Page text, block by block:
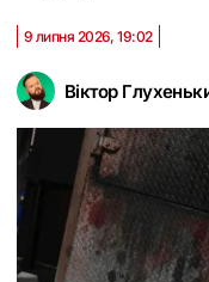
Віктор
9 липня 2026, 19:02